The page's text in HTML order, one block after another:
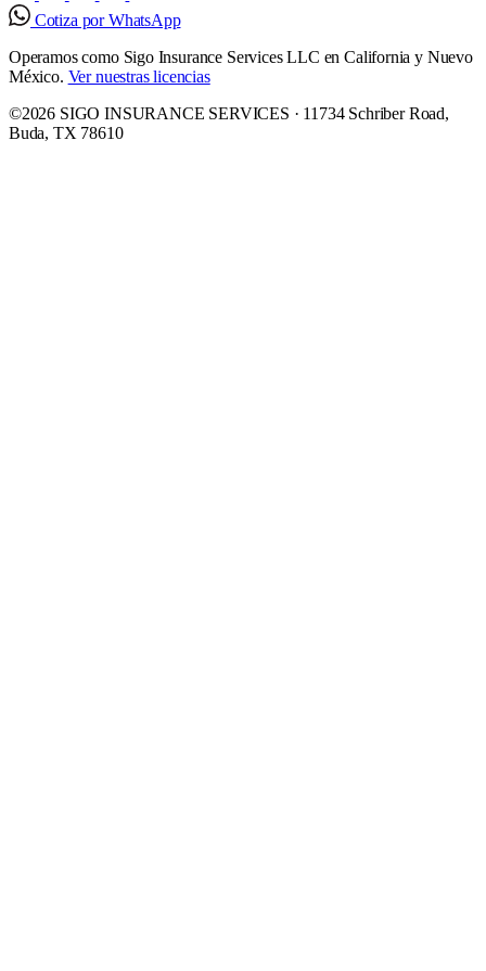
Cotiza por WhatsApp
Operamos como Sigo Insurance Services LLC en California y Nuevo
México. Ver nuestras licencias
©2026 SIGO INSURANCE SERVICES · 11734 Schriber Road,
Buda, TX 78610